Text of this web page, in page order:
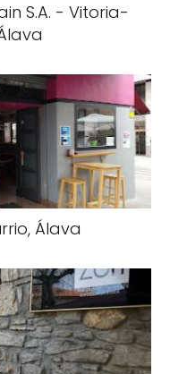
S.A. - Vitoria-
Álava